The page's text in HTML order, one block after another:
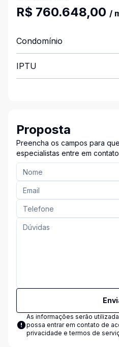
R$ 760.648,00 /
Condomínio
IPTU
Proposta
Preencha os campos para
especialistas entre em contato
As informações serão
possa entrar em contato de
privacidade e termos de